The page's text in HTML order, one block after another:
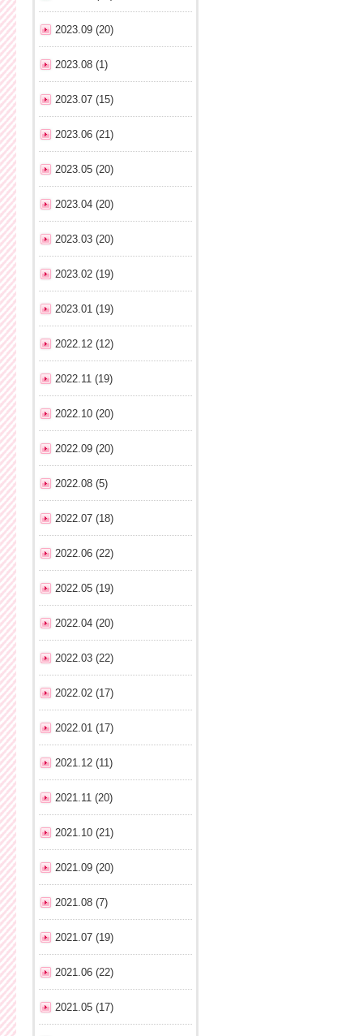
2023.09 (20)
2023.08 (1)
2023.07 (15)
2023.06 (21)
2023.05 (20)
2023.04 (20)
2023.03 (20)
2023.02 (19)
2023.01 (19)
2022.12 (12)
2022.11 (19)
2022.10 (20)
2022.09 (20)
2022.08 (5)
2022.07 (18)
2022.06 (22)
2022.05 (19)
2022.04 (20)
2022.03 (22)
2022.02 (17)
2022.01 (17)
2021.12 (11)
2021.11 (20)
2021.10 (21)
2021.09 (20)
2021.08 (7)
2021.07 (19)
2021.06 (22)
2021.05 (17)